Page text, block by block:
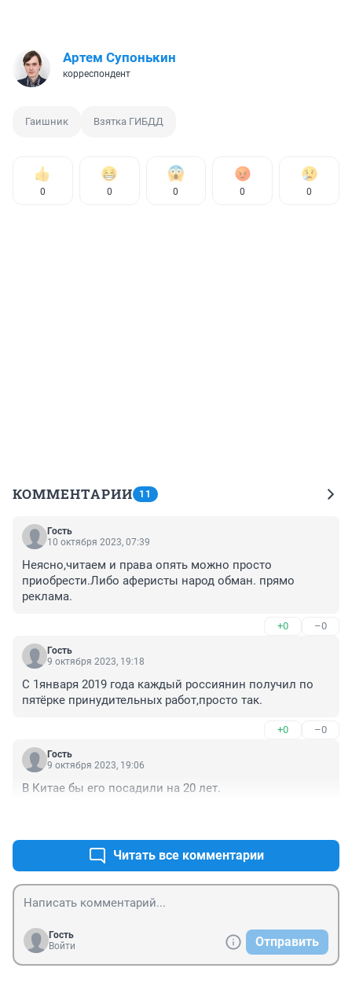
Артем Супонькин
корреспондент
Гаишник Взятка ГИБДД
0 0 0 0 0
КОММЕНТАРИИ 11
Гость
10 октября 2023, 07:39
Неясно,читаем и права опять можно просто
приобрести.Либо аферисты народ обман. прямо
реклама.
+0 –0
Гость
9 октября 2023, 19:18
С 1января 2019 года каждый россиянин получил по
пятёрке принудительных работ,просто так.
+0 –0
Гость
9 октября 2023, 19:06
В Китае бы его посадили на 20 лет.
Читать все комментарии
Гость
Войти
Отправить